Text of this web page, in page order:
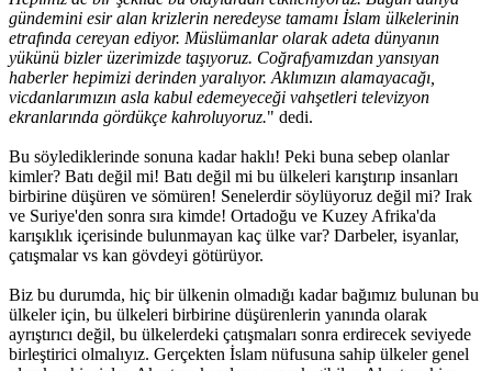
gündemini esir alan krizlerin neredeyse tamamı İslam ülkelerinin
etrafında cereyan ediyor. Müslümanlar olarak adeta dünyanın
yükünü bizler üzerimizde taşıyoruz. Coğrafyamızdan yansıyan
haberler hepimizi derinden yaralıyor. Aklımızın alamayacağı,
vicdanlarımızın asla kabul edemeyeceği vahşetleri televizyon
ekranlarında gördükçe kahroluyoruz." dedi.
Bu söylediklerinde sonuna kadar haklı! Peki buna sebep olanlar
kimler? Batı değil mi! Batı değil mi bu ülkeleri karıştırıp insanları
birbirine düşüren ve sömüren! Senelerdir söylüyoruz değil mi? Irak
ve Suriye'den sonra sıra kimde! Ortadoğu ve Kuzey Afrika'da
karışıklık içerisinde bulunmayan kaç ülke var? Darbeler, isyanlar,
çatışmalar vs kan gövdeyi götürüyor.
Biz bu durumda, hiç bir ülkenin olmadığı kadar bağımız bulunan bu
ülkeler için, bu ülkeleri birbirine düşürenlerin yanında olarak
ayrıştırıcı değil, bu ülkelerdeki çatışmaları sonra erdirecek seviyede
birleştirici olmalıyız. Gerçekten İslam nüfusuna sahip ülkeler genel